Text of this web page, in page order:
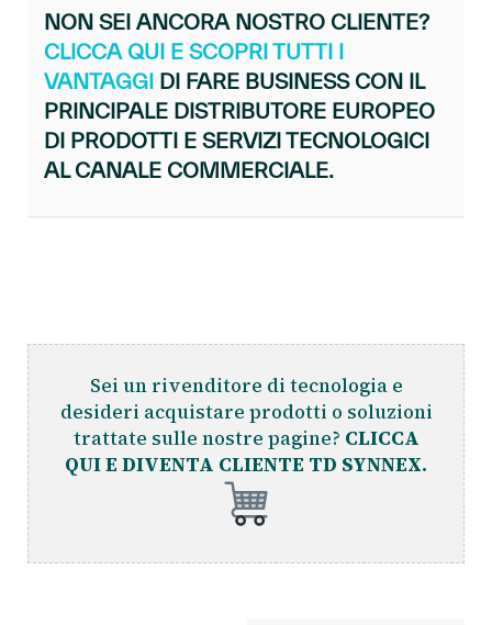
NON SEI ANCORA NOSTRO CLIENTE?
CLICCA QUI E SCOPRI TUTTI I
VANTAGGI DI FARE BUSINESS CON IL
PRINCIPALE DISTRIBUTORE EUROPEO
DI PRODOTTI E SERVIZI TECNOLOGICI
AL CANALE COMMERCIALE.
Sei un rivenditore di tecnologia e
desideri acquistare prodotti o soluzioni
trattate sulle nostre pagine? CLICCA
QUI E DIVENTA CLIENTE TD SYNNEX.